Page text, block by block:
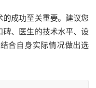
成功至关重要。建议您
、医生的技术水平、设
合自身实际情况做出选